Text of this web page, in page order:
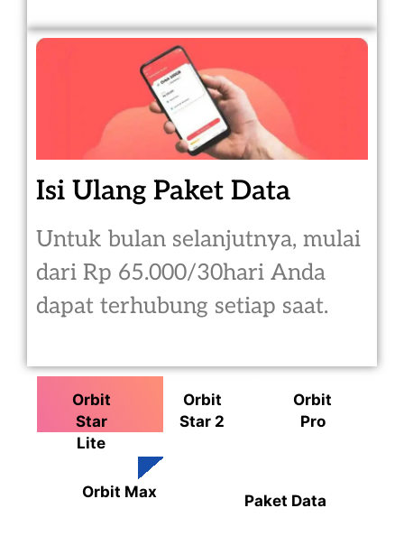
Isi Ulang Paket Data
Untuk bulan selanjutnya, mulai
dari Rp 65.000/30hari Anda
dapat terhubung setiap saat.
Orbit
Star
Lite
Orbit
Star 2
Orbit
Pro
Orbit Max Paket Data